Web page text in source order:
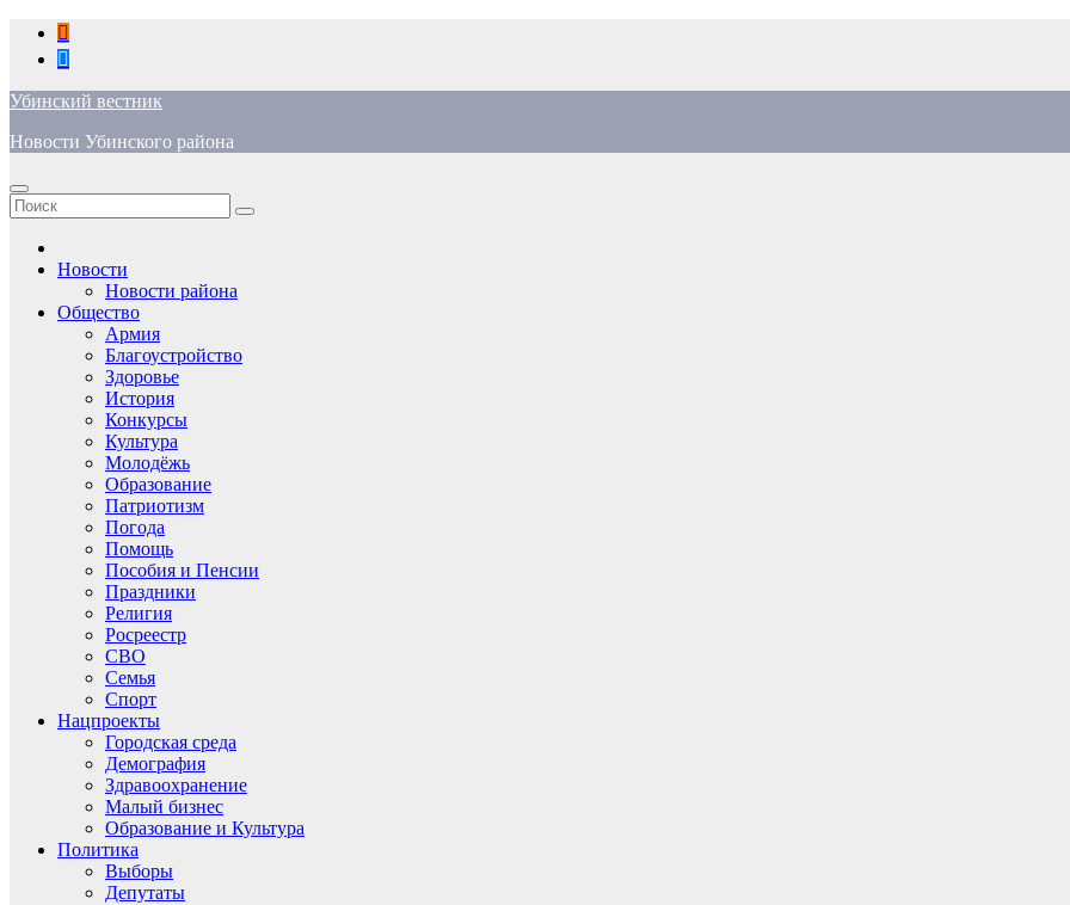
Перейти
содержимому
Убинский вестник
Новости Убинского района
Новости
Новости района
Общество
Армия
Благоустройство
Здоровье
История
Конкурсы
Культура
Молодёжь
Образование
Патриотизм
Погода
Помощь
Пособия и Пенсии
Праздники
Религия
Росреестр
СВО
Семья
Спорт
Нацпроекты
Городская среда
Демография
Здравоохранение
Малый бизнес
Образование и Культура
Политика
Выборы
Депутаты